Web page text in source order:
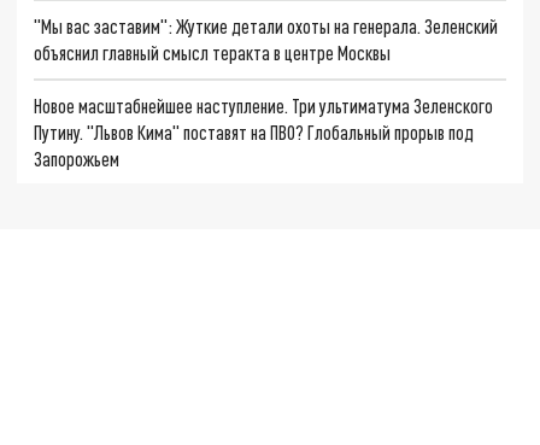
"Мы вас заставим": Жуткие детали охоты на генерала. Зеленский
объяснил главный смысл теракта в центре Москвы
Новое масштабнейшее наступление. Три ультиматума Зеленского
Путину. "Львов Кима" поставят на ПВО? Глобальный прорыв под
Запорожьем